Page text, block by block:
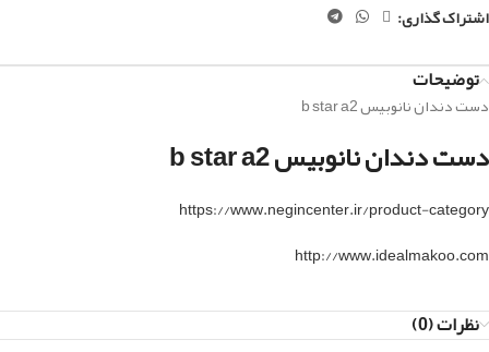
اشتراک گذاری:
توضیحات
دست دندان نانوبیس b star a2
دست دندان نانوبیس b star a2
https://www.negincenter.ir/product-category
http://www.idealmakoo.com
نظرات (0)